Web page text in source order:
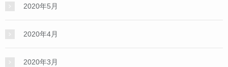
2020年5月
2020年4月
2020年3月